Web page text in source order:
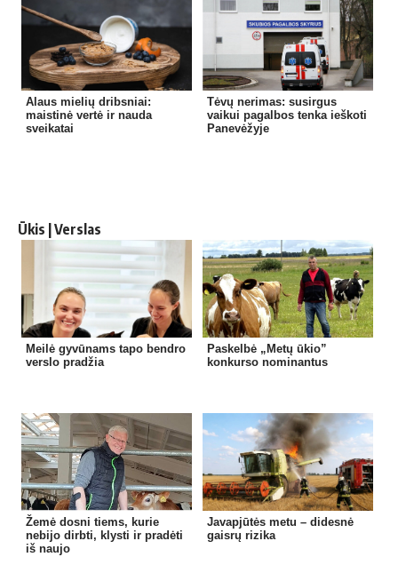
Alaus mielių dribsniai:
maistinė vertė ir nauda
sveikatai
Tėvų nerimas: susirgus
vaikui pagalbos tenka ieškoti
Panevėžyje
Ūkis | Verslas
Meilė gyvūnams tapo bendro
verslo pradžia
Paskelbė „Metų ūkio”
konkurso nominantus
Žemė dosni tiems, kurie
nebijo dirbti, klysti ir pradėti
iš naujo
Javapjūtės metu – didesnė
gaisrų rizika